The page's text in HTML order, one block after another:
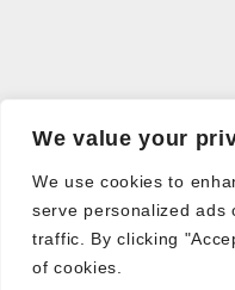
We value your
We use cookies to
serve personalized ads
traffic. By clicking
of cookies.